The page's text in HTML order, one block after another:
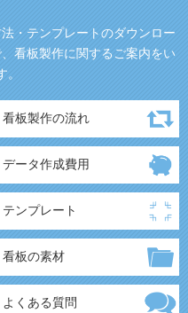
・テンプレートのダウンロー
看板製作に関するご案内をい
。
看板製作の流れ
データ作成費用
テンプレート
看板の素材
よくある質問